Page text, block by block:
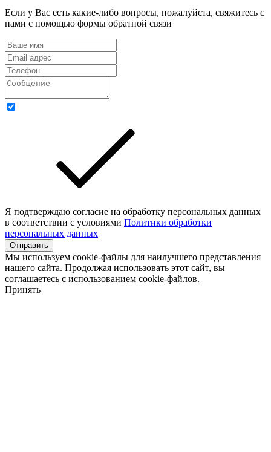
Если у Вас есть какие-либо вопросы, пожалуйста, свяжитесь с
нами с помощью формы обратной связи
Я подтверждаю согласие на обработку персональных данных
в соответствии с условиями Политики обработки
персональных данных
Отправить
Мы используем cookie-файлы для наилучшего представления
нашего сайта. Продолжая использовать этот сайт, вы
соглашаетесь с использованием cookie-файлов.
Принять